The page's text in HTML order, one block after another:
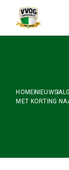
content
HOME NIEUWS
MET KORTING